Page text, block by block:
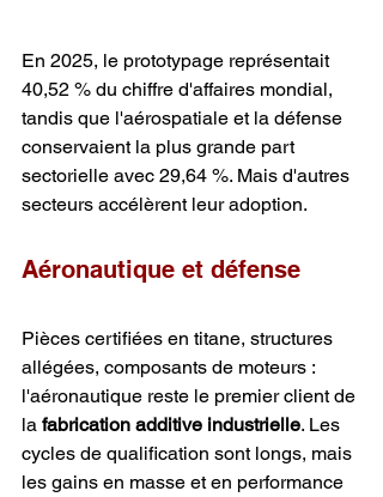
En 2025, le prototypage représentait
40,52 % du chiffre d'affaires mondial,
tandis que l'aérospatiale et la défense
conservaient la plus grande part
sectorielle avec 29,64 %. Mais d'autres
secteurs accélèrent leur adoption.
Aéronautique et défense
Pièces certifiées en titane, structures
allégées, composants de moteurs :
l'aéronautique reste le premier client de
la fabrication additive industrielle. Les
cycles de qualification sont longs, mais
les gains en masse et en performance